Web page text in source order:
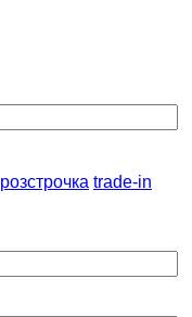
розстрочка trade-in